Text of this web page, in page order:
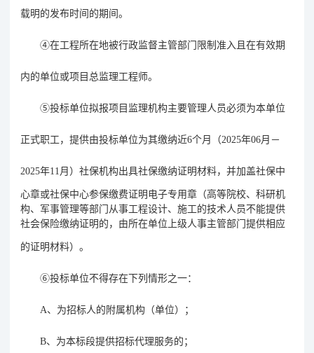
载明的发布时间的期间。
④在工程所在地被行政监督主管部门限制准入且在有效期
内的单位或项目 总监理工程师。
⑤投标单位拟报项目监理机构主要管理人员必须为本单位
正式职工，提供由投标单位为其缴纳近6个月 （2025年06月－
2025年11 月 ） 社保机构出具社保缴纳证明材料，并加盖社保中
心章或社保中心参保缴费证明电子专用章（高等院校、科研机
构、军事管理等部门从事工程设计、施工的技术人员不能提供
社会保险缴纳证明的，由所在单位上级人事主管部门提供相应
的证明材料） 。
⑥投标单位不得存在下列情形之一：
A、为招标人的附属机构（单位）；
B、为本标段提供招标代理服务的；